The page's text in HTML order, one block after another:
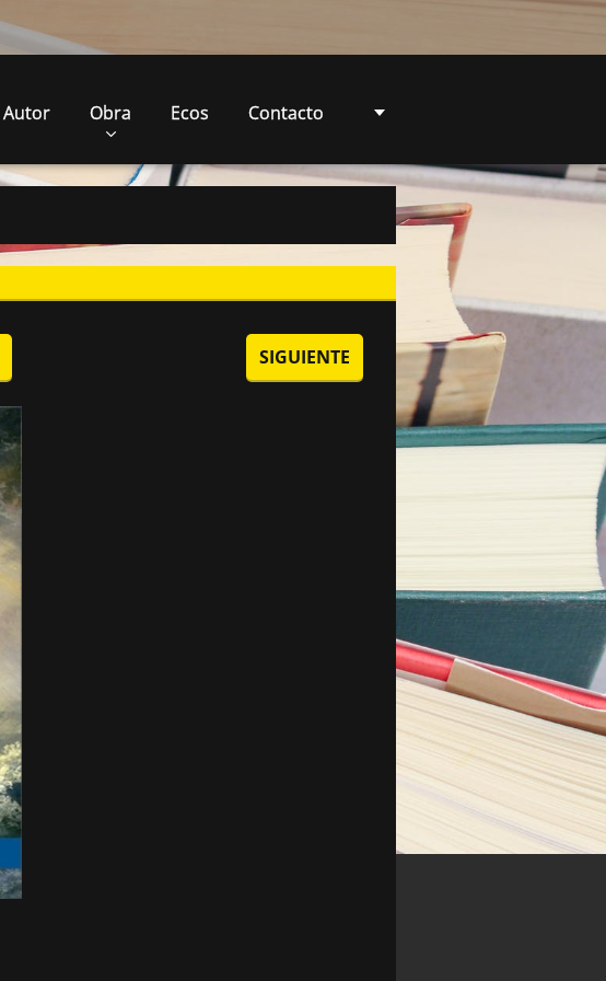
Autor Obra Ecos Contacto
SIGUIENTE